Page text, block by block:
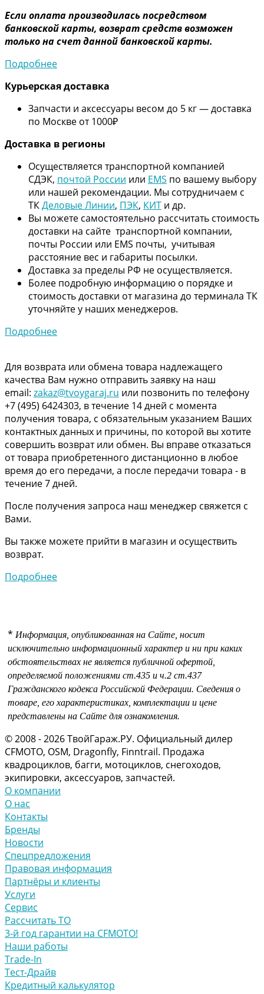
Если оплата производилась посредством
банковской карты, возврат средств возможен
только на счет данной банковской карты.
Подробнее
Курьерская доставка
Запчасти и аксессуары весом до 5 кг — доставка
по Москве от 1000₽
Доставка в регионы
Осуществляется транспортной компанией
СДЭК, почтой России или EMS по вашему выбору
или нашей рекомендации. Мы сотрудничаем с
ТКДеловые Линии, ПЭК, КИТ и др.
Вы можете самостоятельно рассчитать стоимость
доставки на сайте транспортной компании,
почты России или EMS почты, учитывая
расстояние вес и габариты посылки.
Доставка за пределы РФ не осуществляется.
Более подробную информацию о порядке и
стоимость доставки от магазина до терминала ТК
уточняйте у наших менеджеров.
Подробнее
Для возврата или обмена товара надлежащего
качества Вам нужно отправить заявку на наш
email: zakaz@tvoygaraj.ru или позвонить по телефону
+7 (495) 6424303, в течение 14 дней с момента
получения товара, с обязательным указанием Ваших
контактных данных и причины, по которой вы хотите
совершить возврат или обмен. Вы вправе отказаться
от товара приобретенного дистанционно в любое
время до его передачи, а после передачи товара - в
течение 7 дней.
После получения запроса наш менеджер свяжется с
Вами.
Вы также можете прийти в магазин и осуществить
возврат.
Подробнее
* Информация, опубликованная на Сайте, носит
исключительно информационный характер и ни при каких
обстоятельствах не является публичной офертой,
определяемой положениями ст.435 и ч.2 ст.437
Гражданского кодекса Российской Федерации. Сведения о
товаре, его характеристиках, комплектации и цене
представлены на Сайте для ознакомления.
© 2008 - 2026 ТвойГараж.РУ. Официальный дилер
CFMOTO, OSM, Dragonfly, Finntrail. Продажа
квадроциклов, багги, мотоциклов, снегоходов,
экипировки, аксессуаров, запчастей.
О компании
О нас
Контакты
Бренды
Новости
Спецпредложения
Правовая информация
Партнёры и клиенты
Услуги
Сервис
Рассчитать ТО
3-й год гарантии на CFMOTO!
Наши работы
Trade-In
Тест-Драйв
Кредитный калькулятор